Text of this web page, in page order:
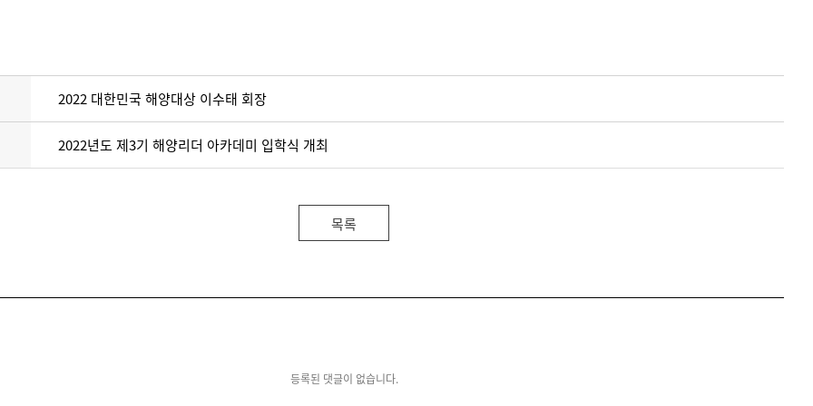
2022 대한민국 해양대상 이수태 회장
2022년도 제3기 해양리더 아카데미 입학식 개최
목록
등록된 댓글이 없습니다.